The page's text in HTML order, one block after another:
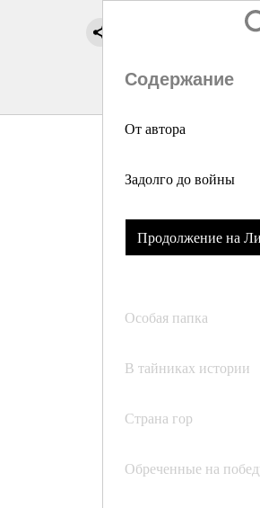
Содержание
От автора
Задолго до войны
Продолжение на
Особая папка
В тайниках истории
Страна гор
Обреченные на